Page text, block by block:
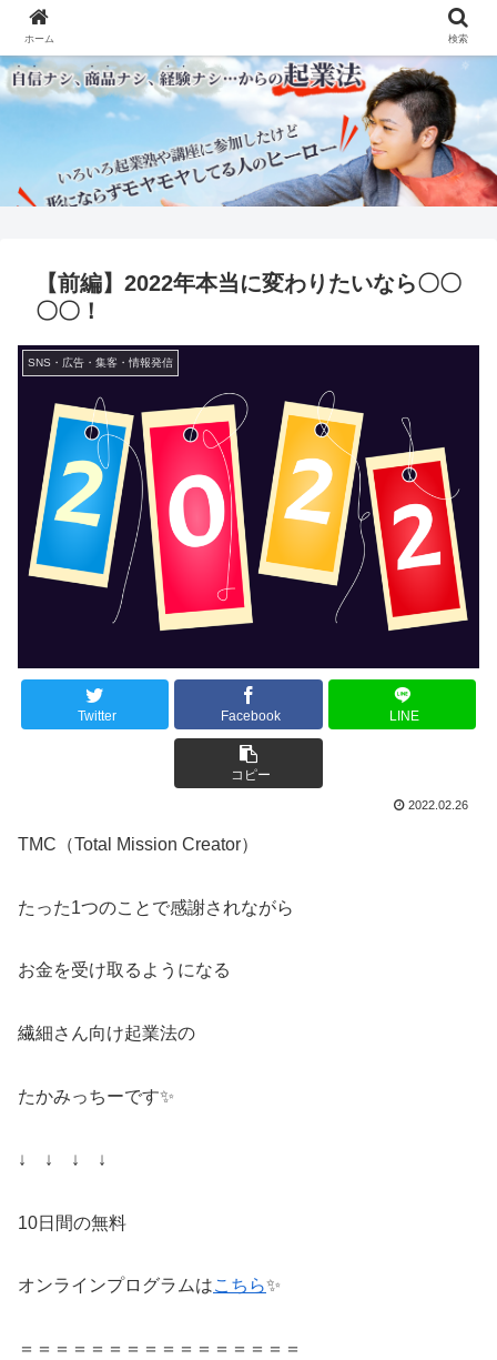
【前編】2022年本当に変わりたいなら〇〇
〇〇！
SNS・広告・集客・情報発信
Twitter Facebook LINE
コピー
2022.02.26
TMC（Total Mission Creator）
たった1つのことで感謝されながら
お金を受け取るようになる
繊細さん向け起業法の
たかみっちーです✨
↓ ↓ ↓ ↓
10日間の無料
オンラインプログラムはこちら✨
＝＝＝＝＝＝＝＝＝＝＝＝＝＝＝＝
ホーム 検索